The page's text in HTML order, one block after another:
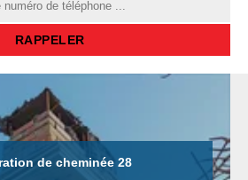
de cheminée 28